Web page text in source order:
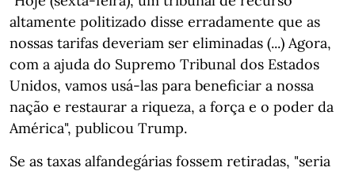
altamente politizado disse erradamente que as
nossas tarifas deveriam ser eliminadas (...) Agora,
com a ajuda do Supremo Tribunal dos Estados
Unidos, vamos usá-las para beneficiar a nossa
nação e restaurar a riqueza, a força e o poder da
América", publicou Trump.
Se as taxas alfandegárias fossem retiradas, "seria